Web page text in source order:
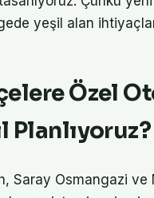
yeşil alan
Özel
Planlıyoruz?
Saray Osmangazi